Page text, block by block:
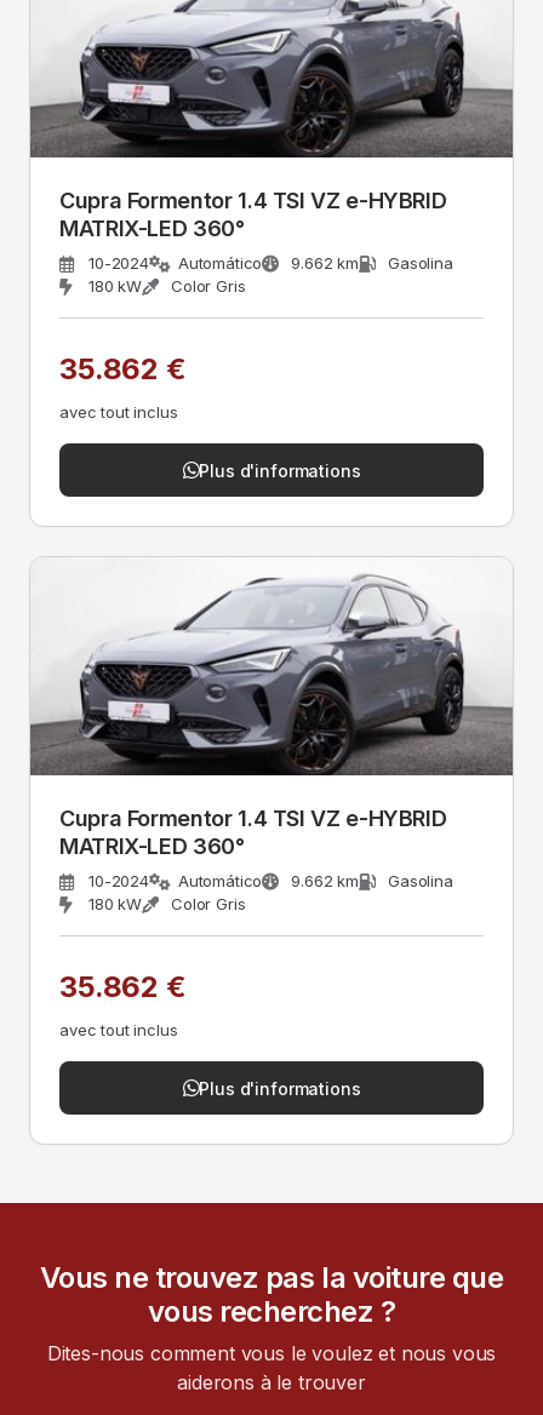
Cupra Formentor 1.4 TSI VZ e-HYBRID
MATRIX-LED 360°
10-2024 Automático 9.662 km
Gasolina
180 kW
Color Gris
35.862 €
avec tout inclus
Plus d'informations
Cupra Formentor 1.4 TSI VZ e-HYBRID
MATRIX-LED 360°
10-2024 Automático 9.662 km
Gasolina
180 kW
Color Gris
35.862 €
avec tout inclus
Plus d'informations
Vous ne trouvez pas la voiture que
vous recherchez ?
Dites-nous comment vous le voulez et nous vous
aiderons à le trouver